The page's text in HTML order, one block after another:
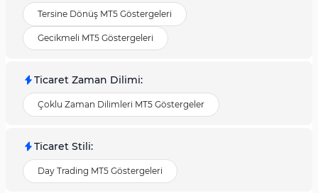
Tersine Dönüş MT5 Göstergeleri
Gecikmeli MT5 Göstergeleri
Ticaret Zaman Dilimi:
Çoklu Zaman Dilimleri MT5 Göstergeler
Ticaret Stili:
Day Trading MT5 Göstergeleri